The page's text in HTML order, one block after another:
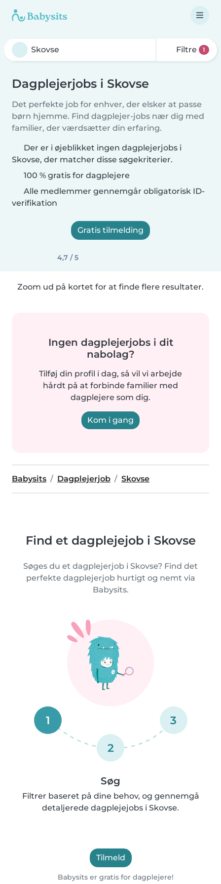
Filtre 1
Dagplejerjobs i Skovse
Det perfekte job for enhver, der elsker at passe
børn hjemme. Find dagplejer-jobs nær dig med
familier, der værdsætter din erfaring.
Der er i øjeblikket ingen dagplejerjobs i
Skovse, der matcher disse søgekriterier.
100 % gratis for dagplejere
Alle medlemmer gennemgår obligatorisk ID-
verifikation
Gratis tilmelding
4,7 / 5
Zoom ud på kortet for at finde flere resultater.
Ingen dagplejerjobs i dit
nabolag?
Tilføj din profil i dag, så vil vi arbejde
hårdt på at forbinde familier med
dagplejere som dig.
Kom i gang
Babysits Dagplejerjob Skovse
Find et dagplejejob i Skovse
Søges du et dagplejerjob i Skovse? Find det
perfekte dagplejerjob hurtigt og nemt via
Babysits.
1
2
3
Søg
Filtrer baseret på dine behov, og gennemgå
detaljerede dagplejejobs i Skovse.
Tilmeld
Babysits er gratis for dagplejere!